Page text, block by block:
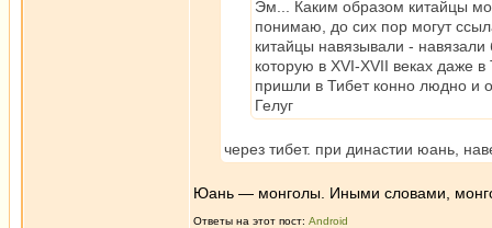
Эм... Каким образом китайцы
понимаю, до сих пор могут
китайцы навязывали - навязали
которую в XVI-XVII веках даже
пришли в Тибет конно людно и
Гелуг
через тибет. при династии юань,
Юань — монголы. Иными словами,
Ответы на этот пост: Android